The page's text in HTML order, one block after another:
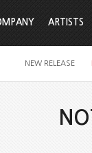
ARTISTS
NEW RELEASE